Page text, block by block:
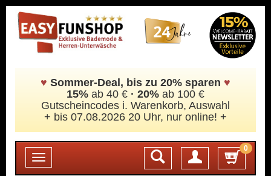
♥ Sommer-Deal, bis zu 20% sparen ♥
15% ab 40 € · 20% ab 100 €
Gutscheincodes i. Warenkorb, Auswahl
+ bis 07.08.2026 20 Uhr, nur online! +
Toggle
navigation
0
Login